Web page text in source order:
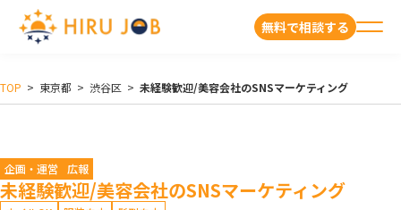
無料で相談する
TOP > 東京都 > 渋谷区 > 未経験歓迎/美容会社のSNSマーケティング
企画・運営 広報
未経験歓迎/美容会社のSNSマーケティング